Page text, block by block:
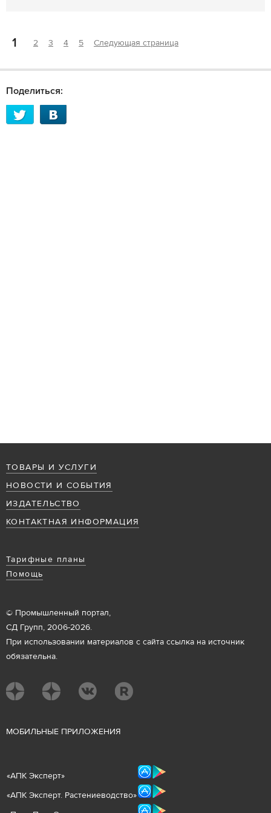
1 2 3 4 5 Следующая страница
Поделиться:
ТОВАРЫ И УСЛУГИ
НОВОСТИ И СОБЫТИЯ
ИЗДАТЕЛЬСТВО
КОНТАКТНАЯ ИНФОРМАЦИЯ
Тарифные планы
Помощь
© Промышленный портал,
СД Групп, 2006-2026.
При использовании материалов с сайта ссылка на источник
обязательна.
МОБИЛЬНЫЕ ПРИЛОЖЕНИЯ
«АПК Эксперт»
«АПК Эксперт. Растениеводство»